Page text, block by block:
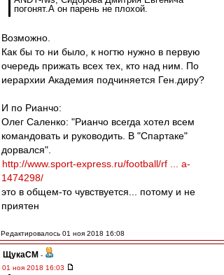
погонят.А он парень не плохой.
Возможно.
Как бы то ни было, к ногтю нужно в первую
очередь прижать всех тех, кто над ним. По
иерархии Академия подчиняется Ген.диру?
И по Рианчо:
Олег Саленко: "Рианчо всегда хотел всем
командовать и руководить. В "Спартаке"
дорвался".
http://www.sport-express.ru/football/rf ... a-
1474298/
это в общем-то чувствуется... потому и не
приятен
Редактировалось 01 ноя 2018 16:08
ЩукаСМ -
01 ноя 2018 16:03